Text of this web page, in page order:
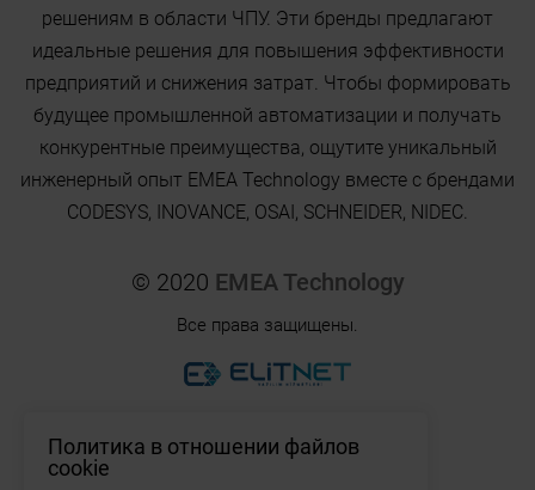
решениям в области ЧПУ. Эти бренды предлагают
идеальные решения для повышения эффективности
предприятий и снижения затрат. Чтобы формировать
будущее промышленной автоматизации и получать
конкурентные преимущества, ощутите уникальный
инженерный опыт EMEA Technology вместе с брендами
CODESYS, INOVANCE, OSAI, SCHNEIDER, NIDEC.
© 2020 EMEA Technology
Все права защищены.
Политика в отношении файлов
cookie